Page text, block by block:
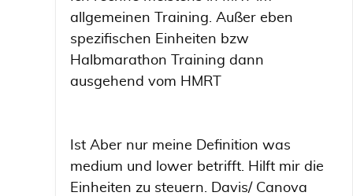
allgemeinen Training. Außer eben
spezifischen Einheiten bzw
Halbmarathon Training dann
ausgehend vom HMRT
Ist Aber nur meine Definition was
medium und lower betrifft. Hilft mir die
Einheiten zu steuern. Davis/ Canova